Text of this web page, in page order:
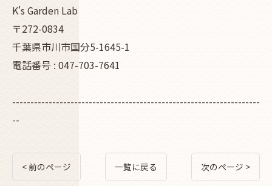
K's Garden Lab
〒272-0834
千葉県市川市国分5-1645-1
電話番号 : 047-703-7641
--------------------------------------------------------------------
--
< 前のページ 一覧に戻る 次のページ >